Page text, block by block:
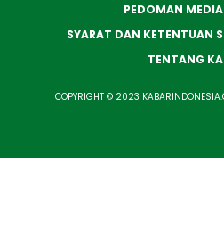
PEDOMAN MEDIA
SYARAT DAN KETENTUAN
TENTANG
COPYRIGHT © 2023